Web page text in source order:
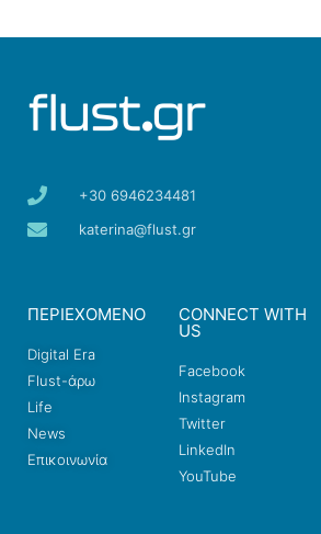
+30 6946234481
katerina@flust.gr
ΠΕΡΙΕΧΟΜΕΝΟ
Digital Era
Flust-άρω
Life
News
Επικοινωνία
CONNECT WITH
US
Facebook
Instagram
Twitter
LinkedIn
YouTube